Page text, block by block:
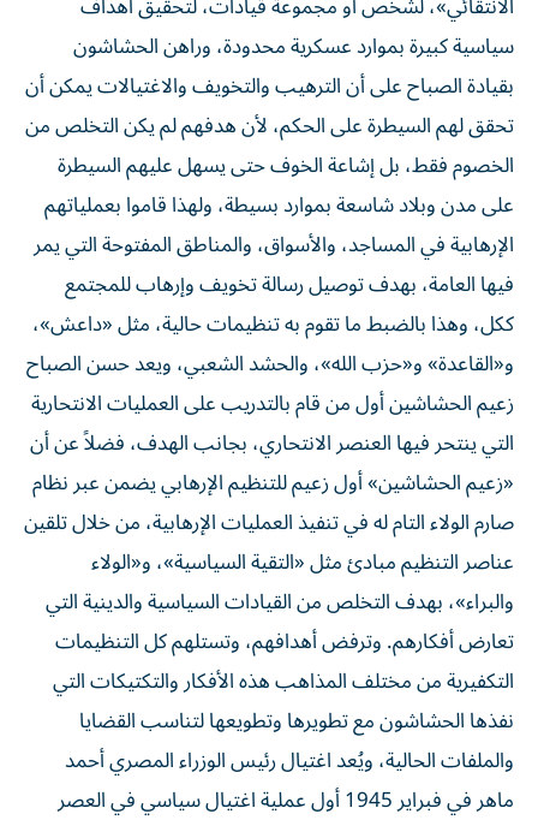
سياسية كبيرة بموارد عسكرية محدودة، وراهن الحشاشون
بقيادة الصباح على أن الترهيب والتخويف والاغتيالات يمكن أن
تحقق لهم السيطرة على الحكم، لأن هدفهم لم يكن التخلص من
الخصوم فقط، بل إشاعة الخوف حتى يسهل عليهم السيطرة
على مدن وبلاد شاسعة بموارد بسيطة، ولهذا قاموا بعملياتهم
الإرهابية في المساجد، والأسواق، والمناطق المفتوحة التي يمر
فيها العامة، بهدف توصيل رسالة تخويف وإرهاب للمجتمع
ككل، وهذا بالضبط ما تقوم به تنظيمات حالية، مثل «داعش»،
و«القاعدة» و«حزب الله»، والحشد الشعبي، ويعد حسن الصباح
زعيم الحشاشين أول من قام بالتدريب على العمليات الانتحارية
التي ينتحر فيها العنصر الانتحاري، بجانب الهدف، فضلاً عن أن
«زعيم الحشاشين» أول زعيم للتنظيم الإرهابي يضمن عبر نظام
صارم الولاء التام له في تنفيذ العمليات الإرهابية، من خلال تلقين
عناصر التنظيم مبادئ مثل «التقية السياسية»، و«الولاء
والبراء»، بهدف التخلص من القيادات السياسية والدينية التي
تعارض أفكارهم. وترفض أهدافهم، وتستلهم كل التنظيمات
التكفيرية من مختلف المذاهب هذه الأفكار والتكتيكات التي
نفذها الحشاشون مع تطويرها وتطويعها لتناسب القضايا
والملفات الحالية، ويُعد اغتيال رئيس الوزراء المصري أحمد
ماهر في فبراير 1945 أول عملية اغتيال سياسي في العصر